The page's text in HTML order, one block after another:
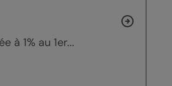
à 1% au 1er...